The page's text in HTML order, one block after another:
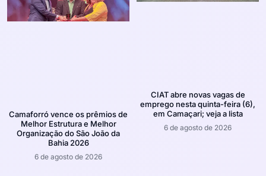
Camaforró vence os prêmios de
Melhor Estrutura e Melhor
Organização do São João da
Bahia 2026
6 de agosto de 2026
CIAT abre novas vagas de
emprego nesta quinta-feira (6),
em Camaçari; veja a lista
6 de agosto de 2026